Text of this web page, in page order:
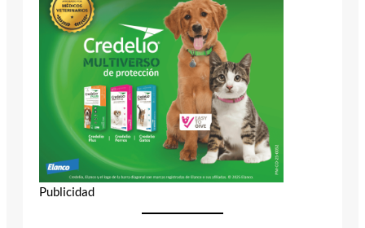
Publicidad